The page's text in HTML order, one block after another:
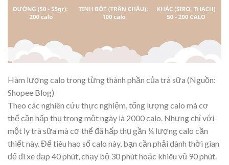
Hàm lượng calo trong từng thành phần của trà sữa (Nguồn:
Shopee Blog)
Theo các nghiên cứu thực nghiệm, tổng lượng calo mà cơ
thể cần hấp thụ trong một ngày là 2000 calo. Nhưng chỉ với
một ly trà sữa mà cơ thể đã hấp thụ gần ¼ lượng calo cần
thiết này. Để tiêu hao số calo này, bạn cần phải dành thời gian
để đi xe đạp 40 phút, chạy bộ 30 phút hoặc khiêu vũ 90 phút.